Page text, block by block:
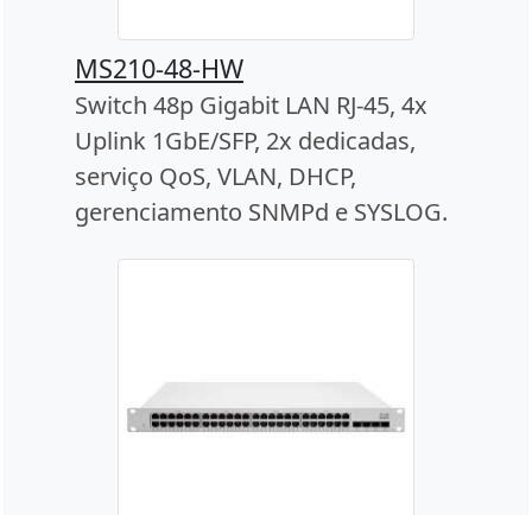
MS210-48-HW
Switch 48p Gigabit LAN RJ-45, 4x
Uplink 1GbE/SFP, 2x dedicadas,
serviço QoS, VLAN, DHCP,
gerenciamento SNMPd e SYSLOG.